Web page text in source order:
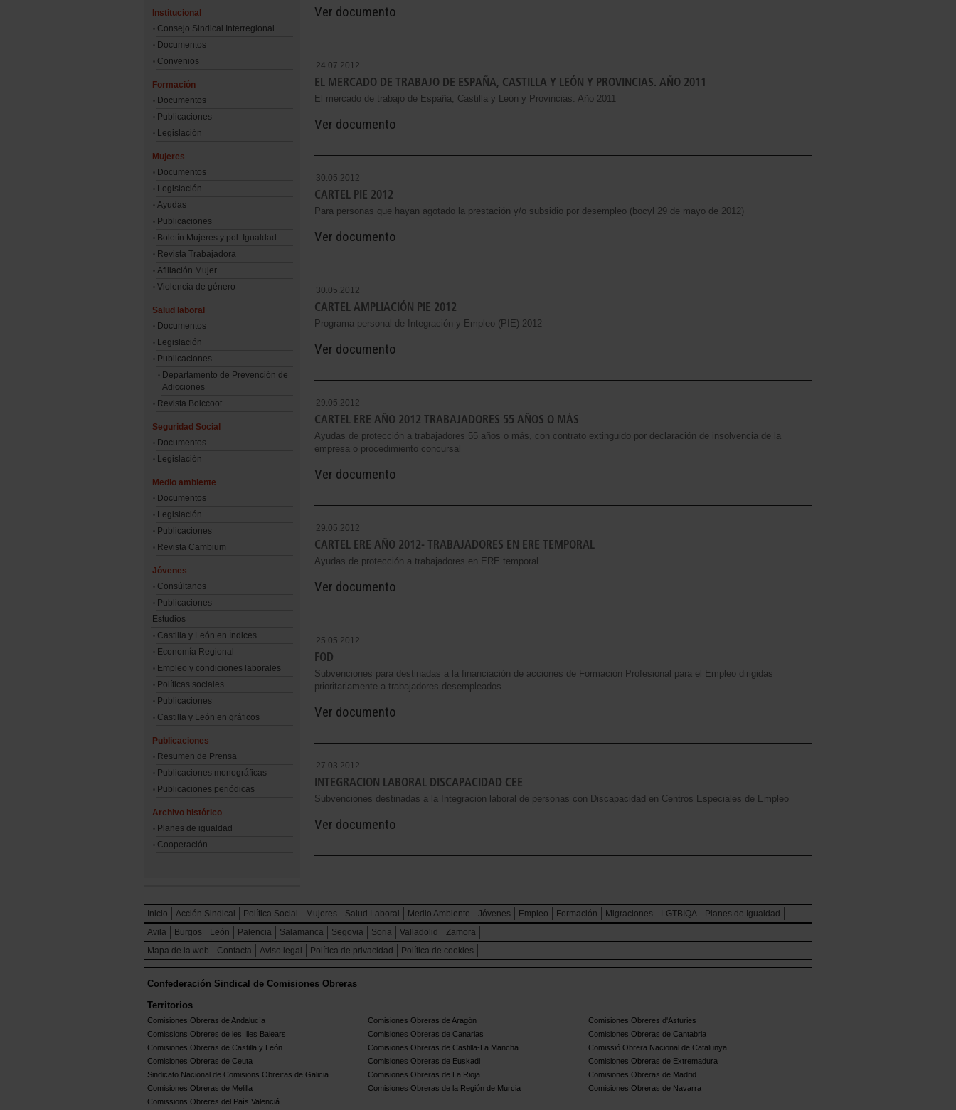
Institucional
Consejo Sindical Interregional
Documentos
Convenios
Formación
Documentos
Publicaciones
Legislación
Mujeres
Documentos
Legislación
Ayudas
Publicaciones
Boletín Mujeres y pol. Igualdad
Revista Trabajadora
Afiliación Mujer
Violencia de género
Salud laboral
Documentos
Legislación
Publicaciones
Departamento de Prevención de
Adicciones
Revista Boiccoot
Seguridad Social
Documentos
Legislación
Medio ambiente
Documentos
Legislación
Publicaciones
Revista Cambium
Jóvenes
Consúltanos
Publicaciones
Estudios
Castilla y León en Índices
Economía Regional
Empleo y condiciones laborales
Políticas sociales
Publicaciones
Castilla y León en gráficos
Publicaciones
Resumen de Prensa
Publicaciones monográficas
Publicaciones periódicas
Archivo histórico
Planes de igualdad
Cooperación
Ver documento
24.07.2012
EL MERCADO DE TRABAJO DE ESPAÑA, CASTILLA Y LEÓN Y PROVINCIAS. AÑO 2011
El mercado de trabajo de España, Castilla y León y Provincias. Año 2011
Ver documento
30.05.2012
CARTEL PIE 2012
Para personas que hayan agotado la prestación y/o subsidio por desempleo (bocyl 29 de mayo de 2012)
Ver documento
30.05.2012
CARTEL AMPLIACIÓN PIE 2012
Programa personal de Integración y Empleo (PIE) 2012
Ver documento
29.05.2012
CARTEL ERE AÑO 2012 TRABAJADORES 55 AÑOS O MÁS
Ayudas de protección a trabajadores 55 años o más, con contrato extinguido por declaración de insolvencia de la
empresa o procedimiento concursal
Ver documento
29.05.2012
CARTEL ERE AÑO 2012- TRABAJADORES EN ERE TEMPORAL
Ayudas de protección a trabajadores en ERE temporal
Ver documento
25.05.2012
FOD
Subvenciones para destinadas a la financiación de acciones de Formación Profesional para el Empleo dirigidas
prioritariamente a trabajadores desempleados
Ver documento
27.03.2012
INTEGRACION LABORAL DISCAPACIDAD CEE
Subvenciones destinadas a la Integración laboral de personas con Discapacidad en Centros Especiales de Empleo
Ver documento
Inicio Acción Sindical Política Social Mujeres Salud Laboral Medio Ambiente Jóvenes Empleo Formación Migraciones LGTBIQA
Planes de Igualdad
Avila
Burgos León Palencia Salamanca Segovia Soria Valladolid
Zamora
Mapa de la web
Contacta Aviso legal Política de privacidad Política de cookies
Confederación Sindical de Comisiones Obreras
Territorios
Comisiones Obreras de Andalucía Comisiones Obreras de Aragón
Comisiones Obreres d'Asturies
Comissions Obreres de les Illes Balears
Comisiones Obreras de Canarias
Comisiones Obreras de Cantabria
Comisiones Obreras de Castilla y León
Comisiones Obreras de Castilla-La Mancha
Comissió Obrera Nacional de Catalunya
Comisiones Obreras de Ceuta
Comisiones Obreras de Euskadi
Comisiones Obreras de Extremadura
Sindicato Nacional de Comisions Obreiras de Galicia
Comisiones Obreras de La Rioja
Comisiones Obreras de Madrid
Comisiones Obreras de Melilla
Comisiones Obreras de la Región de Murcia
Comisiones Obreras de Navarra
Comissions Obreres del Paìs Valenciá